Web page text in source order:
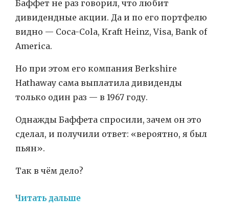
Баффет не раз говорил, что любит
дивидендные акции. Да и по его портфелю
видно — Coca-Cola, Kraft Heinz, Visa, Bank of
America.
Но при этом его компания Berkshire
Hathaway сама выплатила дивиденды
только один раз — в 1967 году.
Однажды Баффета спросили, зачем он это
сделал, и получили ответ: «вероятно, я был
пьян».
Так в чём дело?
Читать дальше